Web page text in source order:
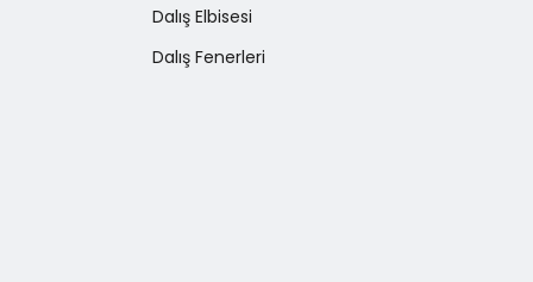
Dalış Elbisesi
Dalış Fenerleri